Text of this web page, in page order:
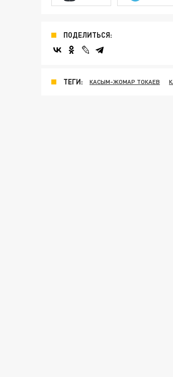
ПОДЕЛИТЬСЯ:
ТЕГИ: КАСЫМ-ЖОМАР ТОКАЕВ